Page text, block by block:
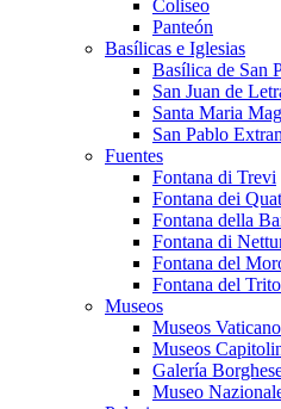
Coliseo
Panteón
Basílicas e Iglesias
Basílica de San
San Juan de
Santa Maria
San Pablo
Fuentes
Fontana di Trevi
Fontana dei
Fontana della
Fontana di
Fontana del
Fontana del
Museos
Museos
Museos
Galería
Museo